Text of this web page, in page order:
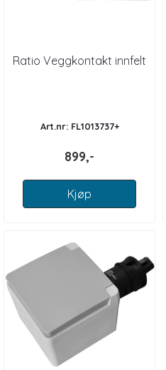
Ratio Veggkontakt innfelt
Art.nr: FL1013737+
899,-
Kjøp